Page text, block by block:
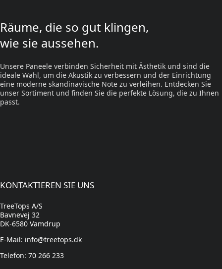
Räume, die so gut klingen,
wie sie aussehen.
Unsere Paneele verbinden Sicherheit mit Ästhetik und sind die
ideale Wahl, um die Akustik zu verbessern und der Einrichtung
eine moderne skandinavische Note zu verleihen. Entdecken Sie
unser Sortiment und finden Sie die perfekte Lösung, die zu Ihnen
passt.
KONTAKTIEREN SIE UNS
TreeTops A/S
Bavnevej 32
DK-6580 Vamdrup
E-Mail: info@treetops.dk
Telefon: 70 266 233